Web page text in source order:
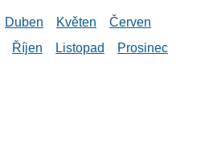
Duben Květen
Červen
Říjen Listopad Prosinec